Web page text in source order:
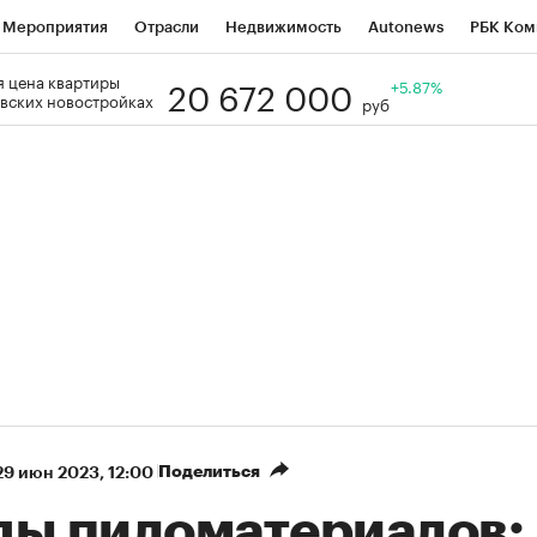
Мероприятия Отрасли Недвижимость Autonews РБК
Визионеры
цена квартиры
новостройках
20 672 000 руб
+5.87%
июн 2023, 12:00 Поделиться